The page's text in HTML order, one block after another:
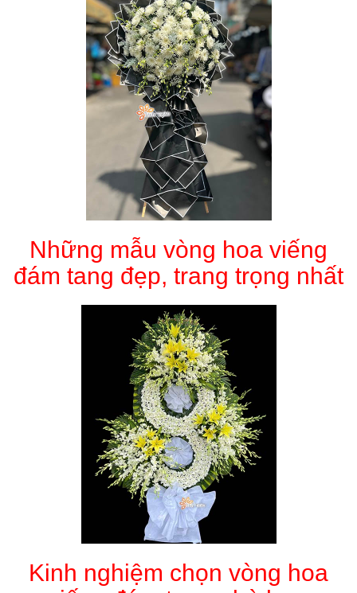
Những mẫu vòng hoa viếng
đám tang đẹp, trang trọng nhất
Kinh nghiệm chọn vòng hoa